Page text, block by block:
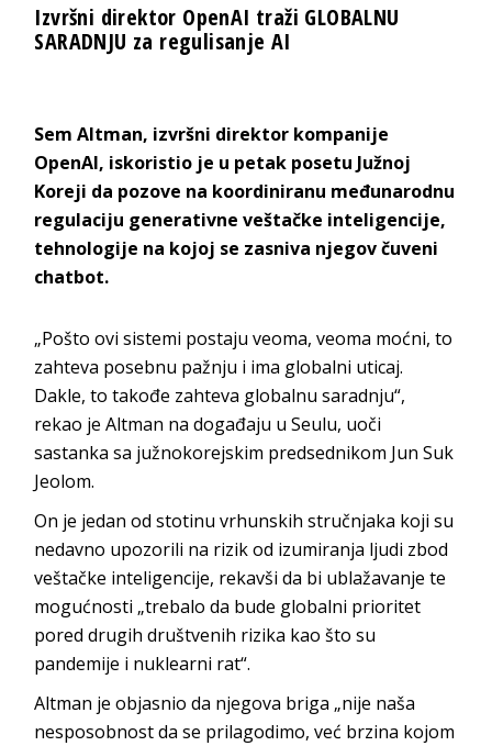
Izvršni direktor OpenAI traži GLOBALNU
SARADNJU za regulisanje AI
Sem Altman, izvršni direktor kompanije
OpenAI, iskoristio je u petak posetu Južnoj
Koreji da pozove na koordiniranu međunarodnu
regulaciju generativne veštačke inteligencije,
tehnologije na kojoj se zasniva njegov čuveni
chatbot.
„Pošto ovi sistemi postaju veoma, veoma moćni, to
zahteva posebnu pažnju i ima globalni uticaj.
Dakle, to takođe zahteva globalnu saradnju“,
rekao je Altman na događaju u Seulu, uoči
sastanka sa južnokorejskim predsednikom Jun Suk
Jeolom.
On je jedan od stotinu vrhunskih stručnjaka koji su
nedavno upozorili na rizik od izumiranja ljudi zbod
veštačke inteligencije, rekavši da bi ublažavanje te
mogućnosti „trebalo da bude globalni prioritet
pored drugih društvenih rizika kao što su
pandemije i nuklearni rat“.
Altman je objasnio da njegova briga „nije naša
nesposobnost da se prilagodimo, već brzina kojom